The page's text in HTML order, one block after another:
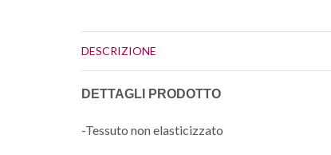
DESCRIZIONE
DETTAGLI PRODOTTO
-Tessuto non elasticizzato